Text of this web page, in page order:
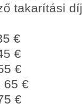
takarítási
€
€
€
65 €
€